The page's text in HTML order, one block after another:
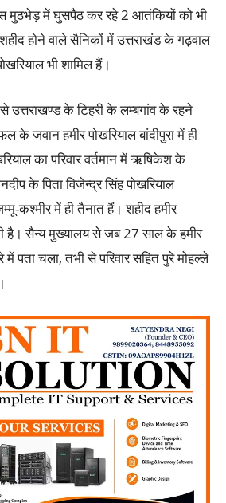
मुठभेड़ में घुसपैठ कर रहे 2 आतंकियों को भी
होने वाले सैनिकों में उत्तराखंड के गढ़वाल
भी शामिल हैं।
उत्तराखण्ड के टिहरी के लम्बगांव के रहने
के जवान हमीर पोखरियाल बांदीपुरा में ही
का परिवार वर्तमान में ऋषिकेश के
के पिता विजेन्द्र सिंह पोखरियाल
कश्मीर में ही तैनात हैं। शहीद हमीर
है। सैन्य मुख्यालय से जब 27 साल के हमीर
में पता चला, तभी से परिवार सहित पुरे मोहल्ले